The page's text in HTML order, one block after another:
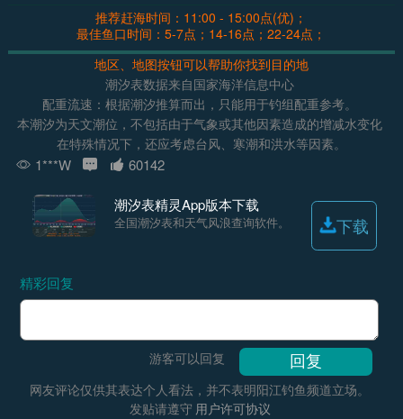
推荐赶海时间：11:00 - 15:00点(优)；
最佳鱼口时间：5-7点；14-16点；22-24点；
地区、地图按钮可以帮助你找到目的地
潮汐表数据来自国家海洋信息中心
配重流速：根据潮汐推算而出，只能用于钓组配重参考。
本潮汐为天文潮位，不包括由于气象或其他因素造成的增减水变化
在特殊情况下，还应考虑台风、寒潮和洪水等因素。
1***W 60142
潮汐表精灵App版本下载
全国潮汐表和天气风浪查询软件。 下载
精彩回复
游客可以回复
网友评论仅供其表达个人看法，并不表明阳江钓鱼频道立场。
发贴请遵守 用户许可协议